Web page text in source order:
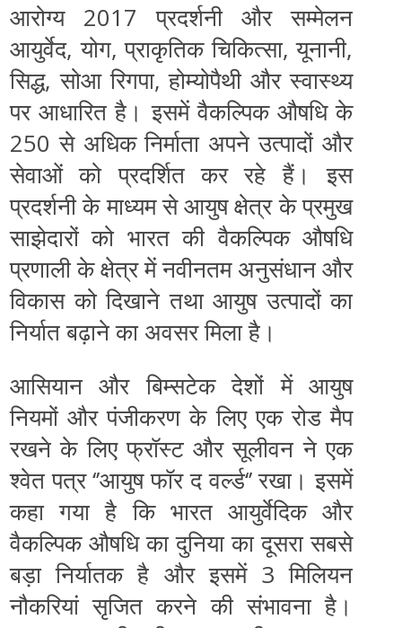
आरोग्‍य 2017 प्रदर्शनी और सम्‍मेलन
आयुर्वेद, योग, प्राकृतिक चिकित्‍सा, यूनानी,
सिद्ध, सोआ रिगपा, होम्योपैथी और स्‍वास्‍थ्‍य
पर आधारित है। इसमें वैकल्‍पिक औषधि के
250 से अधिक निर्माता अपने उत्‍पादों और
सेवाओं को प्रदर्शित कर रहे हैं। इस
प्रदर्शनी के माध्‍यम से आयुष क्षेत्र के प्रमुख
साझेदारों को भारत की वैकल्‍पिक औषधि
प्रणाली के क्षेत्र में नवीनतम अनुसंधान और
विकास को दिखाने तथा आयुष उत्‍पादों का
निर्यात बढ़ाने का अवसर मिला है।
आसियान और बिम्सटेक देशों में आयुष
नियमों और पंजीकरण के लिए एक रोड मैप
रखने के लिए फ्रॉस्‍ट और सूलीवन ने एक
श्‍वेत पत्र ‘’आयुष फॉर द वर्ल्‍ड‘’ रखा। इसमें
कहा गया है कि भारत आयुर्वेदिक और
वैकल्‍पिक औषधि का दुनिया का दूसरा सबसे
बड़ा निर्यातक है और इसमें 3 मिलियन
नौकरियां सृजित करने की संभावना है।